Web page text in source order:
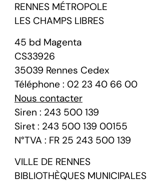
RENNES MÉTROPOLE
LES CHAMPS LIBRES
45 bd Magenta
CS33926
35039 Rennes Cedex
Téléphone : 02 23 40 66 00
Nous contacter
Siren : 243 500 139
Siret : 243 500 139 00155
N°TVA : FR 25 243 500 139
VILLE DE RENNES
BIBLIOTHÈQUES MUNICIPALES